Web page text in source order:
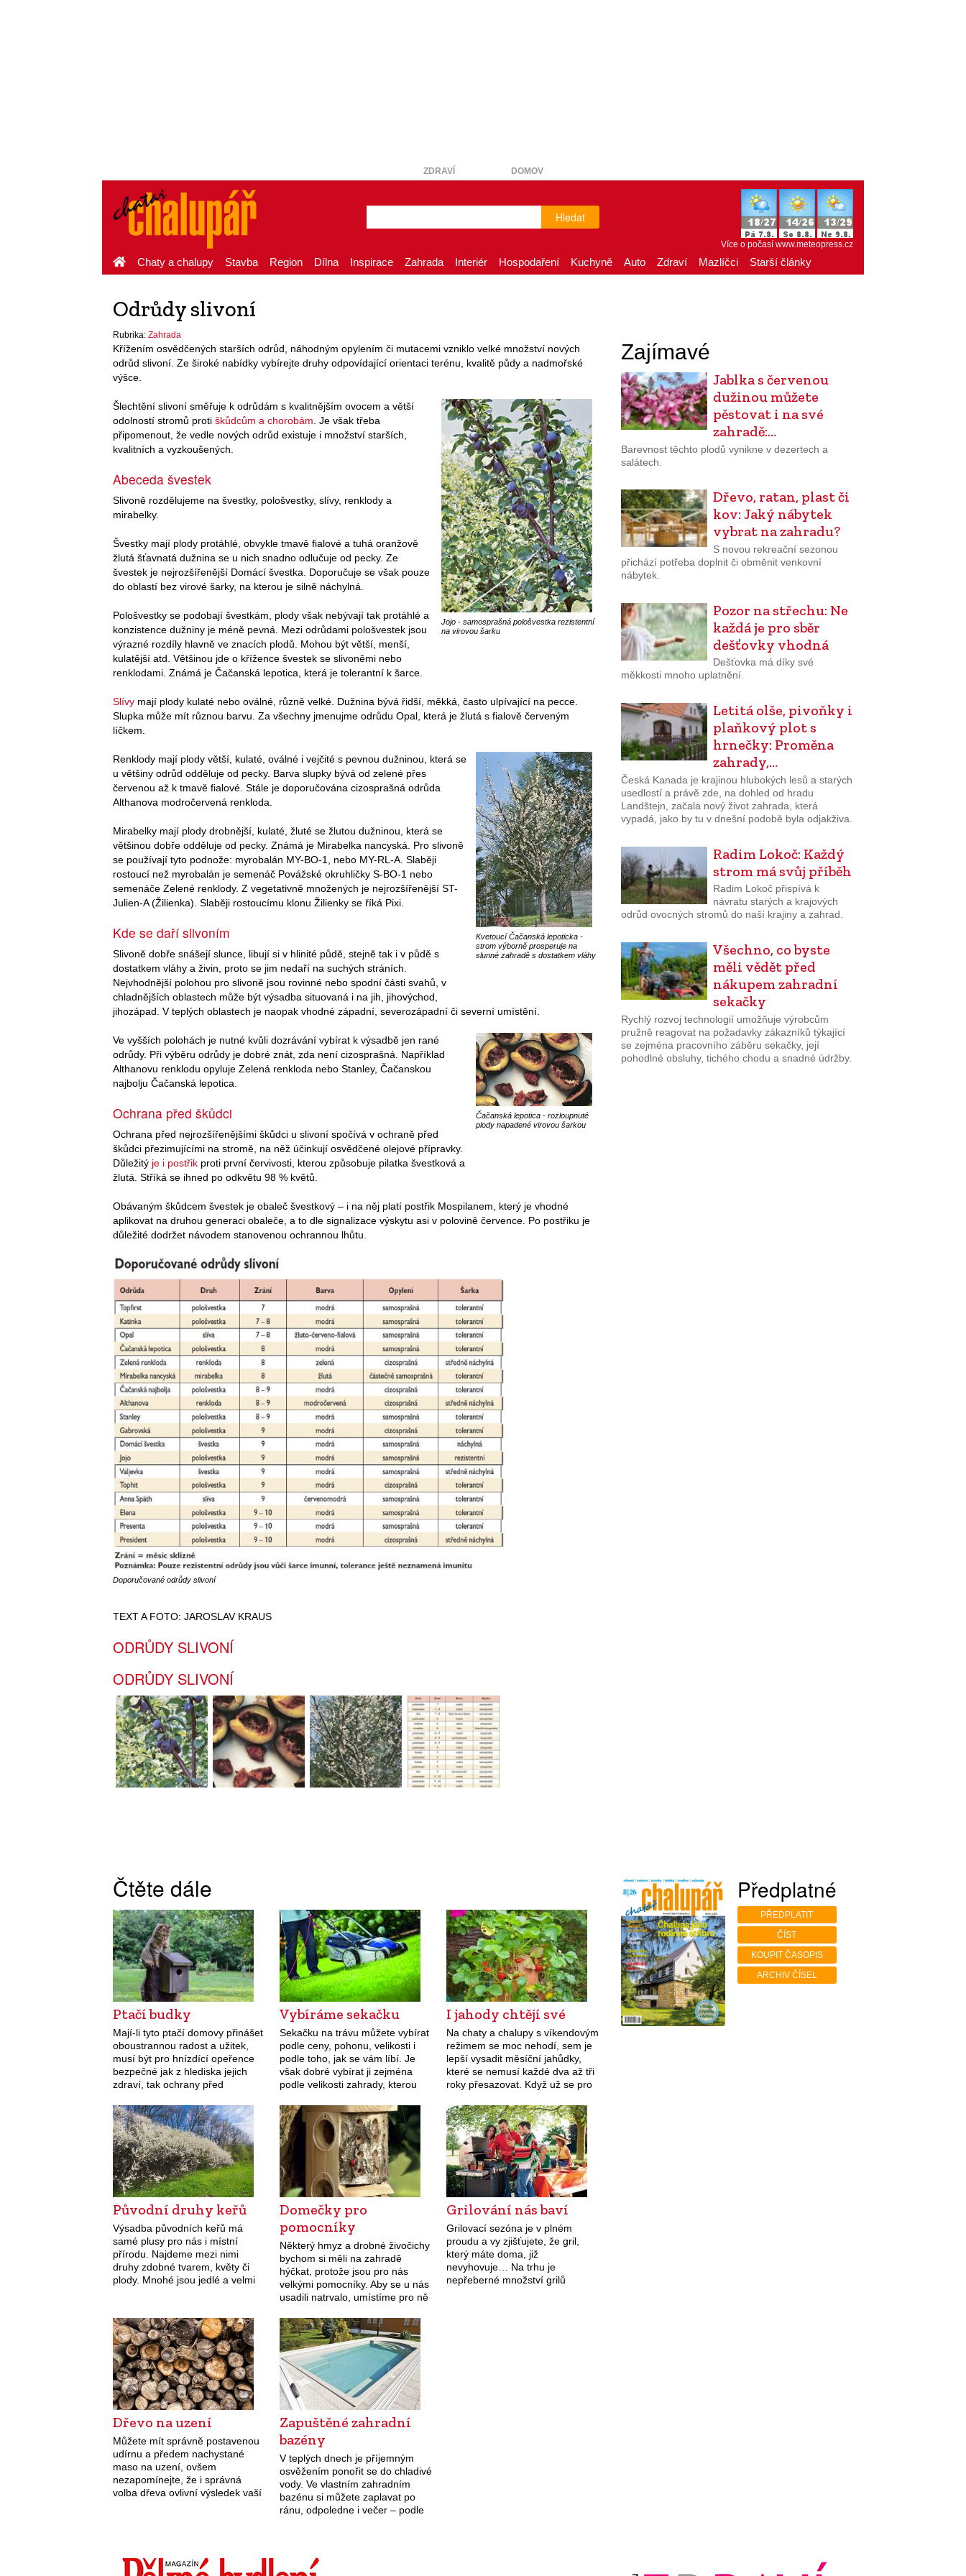
ZDRAVÍ DOMOV
Hledat
Více o počasí www.meteopress.cz
Chaty a chalupy Stavba Region Dílna Inspirace Zahrada Interiér Hospodaření Kuchyně Auto Zdraví Mazlíčci Starší články
Odrůdy slivoní
Rubrika: Zahrada
Křížením osvědčených starších odrůd, náhodným opylením či mutacemi vzniklo velké množství nových
odrůd slivoní. Ze široké nabídky vybírejte druhy odpovídající orientaci terénu, kvalitě půdy a nadmořské
výšce.
Jojo - samosprašná pološvestka rezistentní
na virovou šarku
Šlechtění slivoní směřuje k odrůdám s kvalitnějším ovocem a větší
odolností stromů proti škůdcům a chorobám . Je však třeba
připomenout, že vedle nových odrůd existuje i množství starších,
kvalitních a vyzkoušených.
Abeceda švestek
Slivoně rozdělujeme na švestky, pološvestky, slívy, renklody a
mirabelky.
Švestky mají plody protáhlé, obvykle tmavě fialové a tuhá oranžově
žlutá šťavnatá dužnina se u nich snadno odlučuje od pecky. Ze
švestek je nejrozšířenější Domácí švestka. Doporučuje se však pouze
do oblastí bez virové šarky, na kterou je silně náchylná.
Pološvestky se podobají švestkám, plody však nebývají tak protáhlé a
konzistence dužniny je méně pevná. Mezi odrůdami pološvestek jsou
výrazné rozdíly hlavně ve znacích plodů. Mohou být větší, menší,
kulatější atd. Většinou jde o křížence švestek se slivoněmi nebo
renklodami. Známá je Čačanská lepotica, která je tolerantní k šarce.
Slívy mají plody kulaté nebo oválné, různě velké. Dužnina bývá řidší, měkká, často ulpívající na pecce.
Slupka může mít různou barvu. Za všechny jmenujme odrůdu Opal, která je žlutá s fialově červeným
líčkem.
Kvetoucí Čačanská lepoticka -
strom výborně prosperuje na
slunné zahradě s dostatkem vláhy
Renklody mají plody větší, kulaté, oválné i vejčité s pevnou dužninou, která se
u většiny odrůd odděluje od pecky. Barva slupky bývá od zelené přes
červenou až k tmavě fialové. Stále je doporučována cizosprašná odrůda
Althanova modročervená renkloda.
Mirabelky mají plody drobnější, kulaté, žluté se žlutou dužninou, která se
většinou dobře odděluje od pecky. Známá je Mirabelka nancyská. Pro slivoně
se používají tyto podnože: myrobalán MY-BO-1, nebo MY-RL-A. Slaběji
rostoucí než myrobalán je semenáč Povážské okruhličky S-BO-1 nebo
semenáče Zelené renklody. Z vegetativně množených je nejrozšířenější ST-
Julien-A (Žilienka). Slaběji rostoucímu klonu Žilienky se říká Pixi.
Kde se daří slivoním
Slivoně dobře snášejí slunce, libují si v hlinité půdě, stejně tak i v půdě s
dostatkem vláhy a živin, proto se jim nedaří na suchých stráních.
Nejvhodnější polohou pro slivoně jsou rovinné nebo spodní části svahů, v
chladnějších oblastech může být výsadba situovaná i na jih, jihovýchod,
jihozápad. V teplých oblastech je naopak vhodné západní, severozápadní či severní umístění.
Čačanská lepotica - rozloupnuté
plody napadené virovou šarkou
Ve vyšších polohách je nutné kvůli dozrávání vybírat k výsadbě jen rané
odrůdy. Při výběru odrůdy je dobré znát, zda není cizosprašná. Například
Althanovu renklodu opyluje Zelená renkloda nebo Stanley, Čačanskou
najbolju Čačanská lepotica.
Ochrana před škůdci
Ochrana před nejrozšířenějšími škůdci u slivoní spočívá v ochraně před
škůdci přezimujícími na stromě, na něž účinkují osvědčené olejové přípravky.
Důležitý je i postřik proti první červivosti, kterou způsobuje pilatka švestková a
žlutá. Stříká se ihned po odkvětu 98 % květů.
Obávaným škůdcem švestek je obaleč švestkový – i na něj platí postřik Mospilanem, který je vhodné
aplikovat na druhou generaci obaleče, a to dle signalizace výskytu asi v polovině července. Po postřiku je
důležité dodržet návodem stanovenou ochrannou lhůtu.
Doporučované odrůdy slivoní
TEXT A FOTO: JAROSLAV KRAUS
ODRŮDY SLIVONÍ
ODRŮDY SLIVONÍ
Zajímavé
Jablka s červenou
dužinou můžete
pěstovat i na své
zahradě:…
Barevnost těchto plodů vynikne v dezertech a
salátech.
Dřevo, ratan, plast či
kov: Jaký nábytek
vybrat na zahradu?
S novou rekreační sezonou
přichází potřeba doplnit či obměnit venkovní
nábytek.
Pozor na střechu: Ne
každá je pro sběr
dešťovky vhodná
Dešťovka má díky své
měkkosti mnoho uplatnění.
Letitá olše, pivoňky i
plaňkový plot s
hrnečky: Proměna
zahrady,…
Česká Kanada je krajinou hlubokých lesů a starých
usedlostí a právě zde, na dohled od hradu
Landštejn, začala nový život zahrada, která
vypadá, jako by tu v dnešní podobě byla odjakživa.
Radim Lokoč: Každý
strom má svůj příběh
Radim Lokoč přispívá k
návratu starých a krajových
odrůd ovocných stromů do naší krajiny a zahrad.
Všechno, co byste
měli vědět před
nákupem zahradní
sekačky
Rychlý rozvoj technologií umožňuje výrobcům
pružně reagovat na požadavky zákazníků týkající
se zejména pracovního záběru sekačky, její
pohodlné obsluhy, tichého chodu a snadné údržby.
Čtěte dále
Ptačí budky
Mají-li tyto ptačí domovy přinášet
oboustrannou radost a užitek,
musí být pro hnízdící opeřence
bezpečné jak z hlediska jejich
zdraví, tak ochrany před
Vybíráme sekačku
Sekačku na trávu můžete vybírat
podle ceny, pohonu, velikosti i
podle toho, jak se vám líbí. Je
však dobré vybírat ji zejména
podle velikosti zahrady, kterou
I jahody chtějí své
Na chaty a chalupy s víkendovým
režimem se moc nehodí, sem je
lepší vysadit měsíční jahůdky,
které se nemusí každé dva až tři
roky přesazovat. Když už se pro
vysadíme je na slunné…
Původní druhy keřů
Výsadba původních keřů má
samé plusy pro nás i místní
přírodu. Najdeme mezi nimi
druhy zdobné tvarem, květy či
plody. Mnohé jsou jedlé a velmi
Domečky pro
pomocníky
Některý hmyz a drobné živočichy
bychom si měli na zahradě
hýčkat, protože jsou pro nás
velkými pomocníky. Aby se u nás
usadili natrvalo, umístíme pro ně
Včely samotářky a čmeláci jsou…
Grilování nás baví
Grilovací sezóna je v plném
proudu a vy zjišťujete, že gril,
který máte doma, již
nevyhovuje… Na trhu je
nepřeberné množství grilů
Dřevo na uzení
Můžete mít správně postavenou
udírnu a předem nachystané
maso na uzení, ovšem
nezapomínejte, že i správná
volba dřeva ovlivní výsledek vaší
Zapuštěné zahradní
bazény
V teplých dnech je příjemným
osvěžením ponořit se do chladivé
vody. Ve vlastním zahradním
bazénu si můžete zaplavat po
ránu, odpoledne i večer – podle
Předplatné
PŘEDPLATIT
ČÍST
KOUPIT ČASOPIS
ARCHIV ČÍSEL